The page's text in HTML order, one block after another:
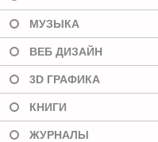
МУЗЫКА
ВЕБ ДИЗАЙН
3D ГРАФИКА
КНИГИ
ЖУРНАЛЫ